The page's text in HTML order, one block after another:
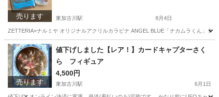
売ります 東加古川駅 8月4日
ZETTERIA×ナルミヤ オリジナルアクリルカラビナ ANGEL BLUE「ナカムラくん」
兵庫 加古川市 東加古川駅 その他 カラビナ
売ります
値下げしました【レア！】カードキャプターさく
ら フィギュア
4,500円
東加古川駅 6月1日